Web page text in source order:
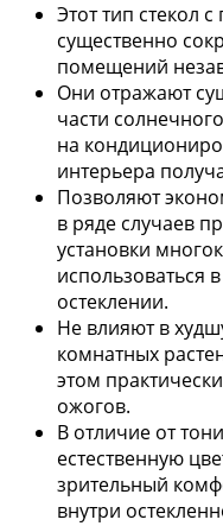
Этот тип стекол
существенно
помещений
Они отражают
части
на
интерьера
Позволяют
в ряде случаев
установки
использоваться
остеклении.
Не влияют в
комнатных
этом
ожогов.
В отличие от
естественную
зрительный
внутри